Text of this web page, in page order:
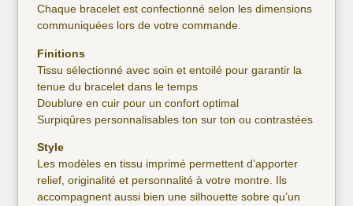
Chaque bracelet est confectionné selon les dimensions
communiquées lors de votre commande.
Finitions
Tissu sélectionné avec soin et entoilé pour garantir la
tenue du bracelet dans le temps
Doublure en cuir pour un confort optimal
Surpiqûres personnalisables ton sur ton ou contrastées
Style
Les modèles en tissu imprimé permettent d’apporter
relief, originalité et personnalité à votre montre. Ils
accompagnent aussi bien une silhouette sobre qu’un